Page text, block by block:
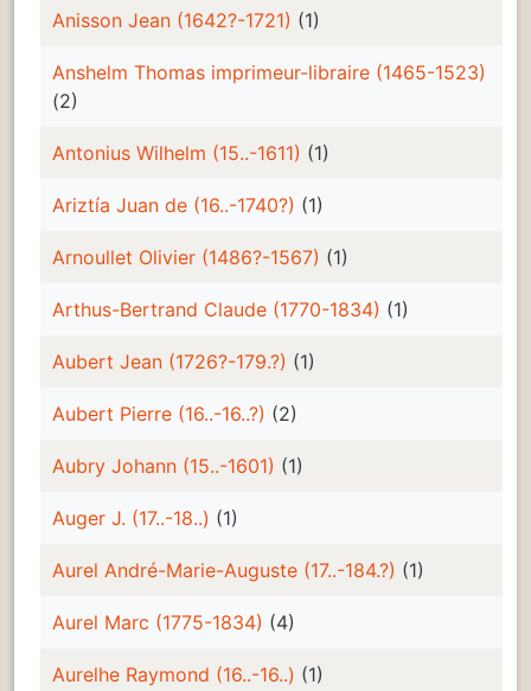
Anisson Jean (1642?-1721) (1)
Anshelm Thomas imprimeur-libraire (1465-1523)
(2)
Antonius Wilhelm (15..-1611) (1)
Ariztía Juan de (16..-1740?) (1)
Arnoullet Olivier (1486?-1567) (1)
Arthus-Bertrand Claude (1770-1834) (1)
Aubert Jean (1726?-179.?) (1)
Aubert Pierre (16..-16..?) (2)
Aubry Johann (15..-1601) (1)
Auger J. (17..-18..) (1)
Aurel André-Marie-Auguste (17..-184.?) (1)
Aurel Marc (1775-1834) (4)
Aurelhe Raymond (16..-16..) (1)